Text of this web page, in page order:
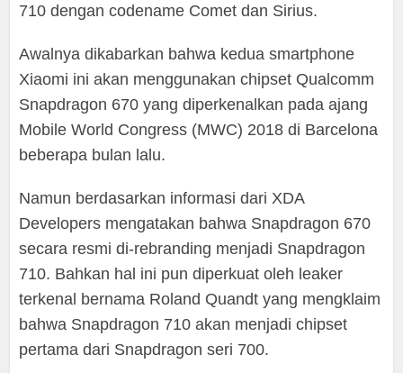
710 dengan codename Comet dan Sirius.
Awalnya dikabarkan bahwa kedua smartphone
Xiaomi ini akan menggunakan chipset Qualcomm
Snapdragon 670 yang diperkenalkan pada ajang
Mobile World Congress (MWC) 2018 di Barcelona
beberapa bulan lalu.
Namun berdasarkan informasi dari XDA
Developers mengatakan bahwa Snapdragon 670
secara resmi di-rebranding menjadi Snapdragon
710. Bahkan hal ini pun diperkuat oleh leaker
terkenal bernama Roland Quandt yang mengklaim
bahwa Snapdragon 710 akan menjadi chipset
pertama dari Snapdragon seri 700.